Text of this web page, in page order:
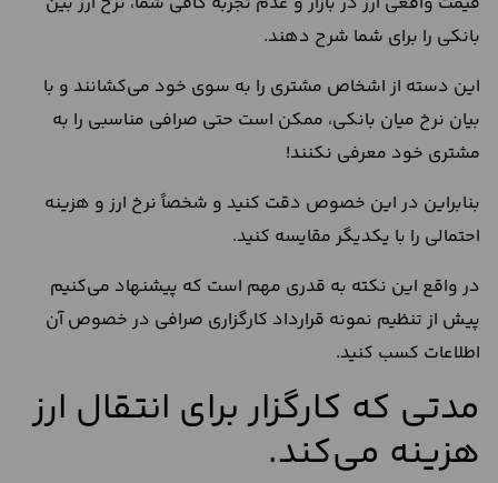
بانکی را برای شما شرح دهند.
این دسته از اشخاص مشتری را به سوی خود می‌کشانند و با
بیان نرخ میان بانکی، ممکن است حتی صرافی مناسبی را به
مشتری خود معرفی نکنند!
بنابراین در این خصوص دقت کنید و شخصاً نرخ ارز و هزینه
احتمالی را با یکدیگر مقایسه کنید.
در واقع این نکته به قدری مهم است که پیشنهاد می‌کنیم
پیش از تنظیم نمونه قرارداد کارگزاری صرافی در خصوص آن
اطلاعات کسب کنید.
مدتی که کارگزار برای انتقال ارز
هزینه می‌کند.